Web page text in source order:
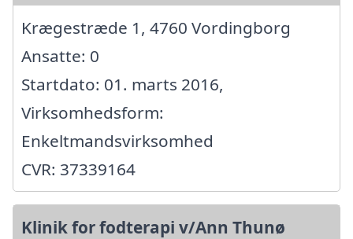
Krægestræde 1, 4760 Vordingborg
Ansatte: 0
Startdato: 01. marts 2016,
Virksomhedsform:
Enkeltmandsvirksomhed
CVR: 37339164
Klinik for fodterapi v/Ann Thunø